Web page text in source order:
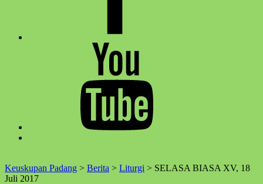
↑
Keuskupan Padang > Berita > Liturgi > SELASA BIASA XV, 18
Juli 2017